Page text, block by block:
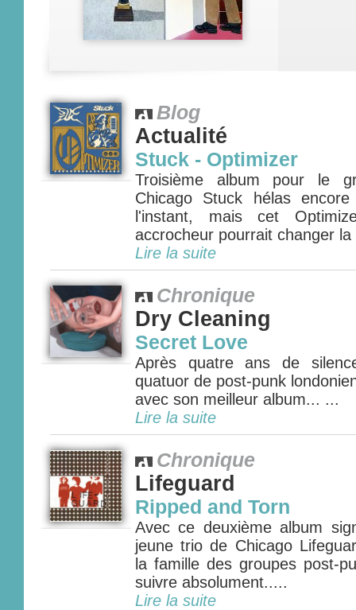
Blog
Actualité
Stuck - Optimizer
Troisième album pour le
Chicago Stuck hélas
l'instant, mais cet
accrocheur pourrait changer
Lire la suite
Chronique
Dry Cleaning
Secret Love
Après quatre ans de
quatuor de post-punk
avec son meilleur album... ...
Lire la suite
Chronique
Lifeguard
Ripped and Torn
Avec ce deuxième album
jeune trio de Chicago
la famille des groupes post-
suivre absolument.....
Lire la suite